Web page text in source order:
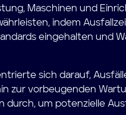
Maschinen und
indem
eingehalten und
sich darauf,
zur vorbeugenden
um potenzielle